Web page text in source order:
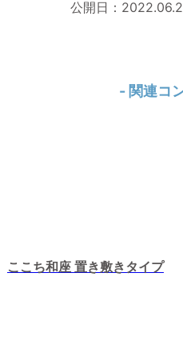
公開日：
- 関連コ
ここち和座 置き敷きタイプ